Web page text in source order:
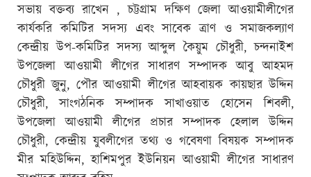
সভায় বক্তব্য রাখেন , চট্টগ্রাম দক্ষিণ জেলা আওয়ামীলীগের
কার্যকরি কমিটির সদস্য এবং সাবেক ত্রাণ ও সমাজকল্যাণ
কেন্দ্রীয় উপ-কমিটির সদস্য আব্দুল কৈয়ুম চৌধুরী, চন্দনাইশ
উপজেলা আওয়ামী লীগের সাধারণ সম্পাদক আবু আহমদ
চৌধুরী জুনু, পৌর আওয়ামী লীগের আহবায়ক কায়ছার উদ্দিন
চৌধুরী, সাংগঠনিক সম্পাদক সাখাওয়াত হোসেন শিবলী,
উপজেলা আওয়ামী লীগের প্রচার সম্পাদক হেলাল উদ্দিন
চৌধুরী, কেন্দ্রীয় যুবলীগের তথ্য ও গবেষণা বিষয়ক সম্পাদক
মীর মহিউদ্দিন, হাশিমপুর ইউনিয়ন আওয়ামী লীগের সাধারণ